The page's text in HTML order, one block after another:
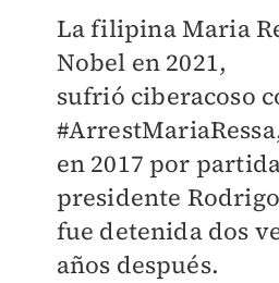
La filipina Maria
Nobel en 2021,
sufrió ciberacoso
en 2017 por
presidente
fue detenida dos
años después.